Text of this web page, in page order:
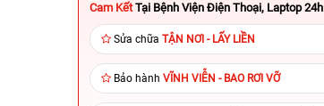
Cam Kết Tại Bệnh Viện Điện Thoại, Laptop 24h
Sửa chữa TẬN NƠI - LẤY LIỀN
Bảo hành VĨNH VIỄN - BAO RƠI VỠ